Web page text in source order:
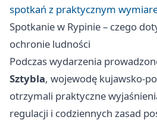
spotkań z praktycznym
Spotkanie w Rypinie – czego
ochronie ludności
Podczas wydarzenia
Sztybla, wojewodę kujawsko-
otrzymali praktyczne
regulacji i codziennych zasad